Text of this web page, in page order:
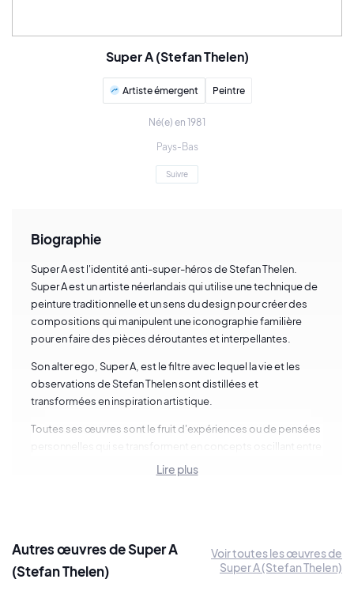
Super A (Stefan Thelen)
Artiste émergent Peintre
Né(e) en 1981
Pays-Bas
Suivre
Biographie
Super A est l'identité anti-super-héros de Stefan Thelen.
Super A est un artiste néerlandais qui utilise une technique de
peinture traditionnelle et un sens du design pour créer des
compositions qui manipulent une iconographie familière
pour en faire des pièces déroutantes et interpellantes.
Son alter ego, Super A, est le filtre avec lequel la vie et les
observations de Stefan Thelen sont distillées et
transformées en inspiration artistique.
Toutes ses œuvres sont le fruit d'expériences ou de pensées
personnelles qui se transforment en concepts oscillant entre
compositions figuratives et surréalistes modernes de Thelen
fournissent des puzzles à déchiffrer avec les yeux.
Lire plus
Autres œuvres de Super A
(Stefan Thelen)
Voir toutes les œuvres de
Super A (Stefan Thelen)